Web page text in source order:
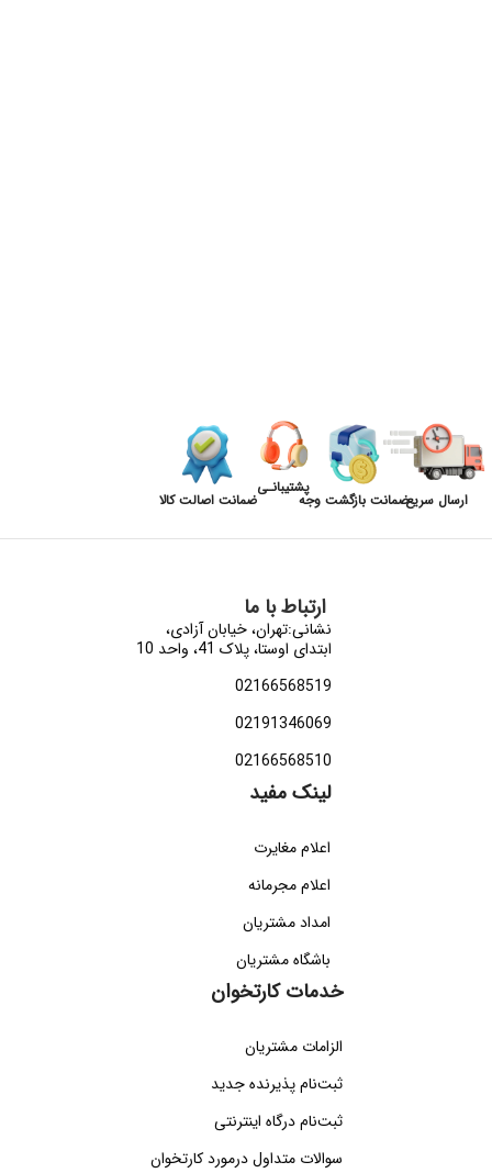
ارسال سریعضمانت بازگشت وجه
پشتیبانـی
ضمانت اصالت کالا
ارتباط با ما
نشانی:تهران، خیابان آزادی،
ابتدای اوستا، پلاک 41، واحد 10
02166568519
02191346069
02166568510
لینک مفید
اعلام مغایرت
اعلام مجرمانه
امداد مشتریان
باشگاه مشتریان
خدمات کارتخوان
الزامات مشتریان
ثبت‌نام پذیرنده جدید
ثبت‌نام درگاه اینترنتی
سوالات متداول درمورد کارتخوان